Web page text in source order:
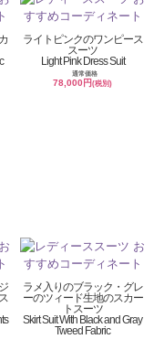
ライトピンクのワンピース
スーツ
Light Pink Dress Suit
通常価格
78,000円(税別)
ラメ入りのブラック・グレ
ーのツィード生地のスカー
トスーツ
Skirt Suit With Black and Gray
Tweed Fabric